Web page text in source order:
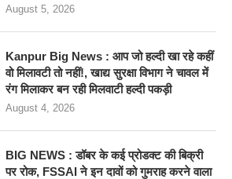
August 5, 2026
Kanpur Big News : आप जो हल्दी खा रहे कहीं
वो मिलावटी तो नहीं!, खाद्य सुरक्षा विभाग ने चावल में
रंग मिलाकर बन रही मिलवाटी हल्दी पकड़ी
August 4, 2026
BIG NEWS : डॉबर के कई प्रोडक्ट की बिक्री
पर रोक, FSSAI ने इन दावों को गुमराह करने वाला